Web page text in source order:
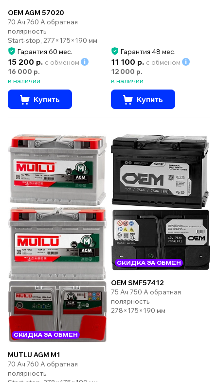
OEM AGM 57020
70 Ач 760 А обратная
полярность
Start-stop, 277×175×190 мм
Гарантия 60 мес.
15 200 р. с обменом
16 000 р.
в наличии
Купить
Гарантия 48 мес.
11 100 р. с обменом
12 000 р.
в наличии
Купить
СКИДКА ЗА ОБМЕН
MUTLU AGM M1
70 Ач 760 А обратная
полярность
СКИДКА ЗА ОБМЕН
OEM SMF57412
75 Ач 750 А обратная
полярность
278×175×190 мм